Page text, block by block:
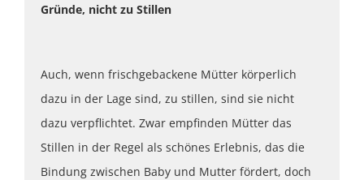
Gründe, nicht zu Stillen
Auch, wenn frischgebackene Mütter körperlich
dazu in der Lage sind, zu stillen, sind sie nicht
dazu verpflichtet. Zwar empfinden Mütter das
Stillen in der Regel als schönes Erlebnis, das die
Bindung zwischen Baby und Mutter fördert, doch